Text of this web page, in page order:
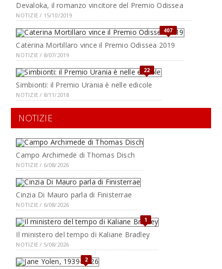
Devaloka, il romanzo vincitore del Premio Odissea
NOTIZIE / 15/10/2019
407
Caterina Mortillaro vince il Premio Odissea 2019
NOTIZIE / 8/07/2019
22
Simbionti: il Premio Urania è nelle edicole
NOTIZIE / 8/11/2018
NOTIZIE
Campo Archimede di Thomas Disch
NOTIZIE / 6/08/2026
Cinzia Di Mauro parla di Finisterrae
NOTIZIE / 6/08/2026
1
Il ministero del tempo di Kaliane Bradley
NOTIZIE / 5/08/2026
2